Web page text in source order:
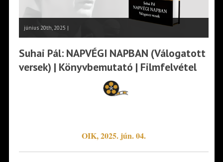
június 20th, 2025 |
Suhai Pál: NAPVÉGI NAPBAN (Válogatott
versek) | Könyvbemutató | Filmfelvétel
OIK, 2025. jún. 04.